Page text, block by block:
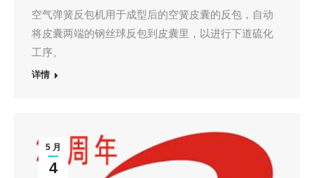
空气弹簧反包机用于成型后的空簧皮囊的反包，自动
将皮囊两端的钢丝球反包到皮囊里，以进行下道硫化
工序。
详情
5 月
4